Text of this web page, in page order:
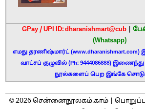
GPay / UPI ID: dharanishmart@cub
(Whatsapp)
எமது தரணிஷ்மார்ட்
வாட்சப் குழுவில் (Ph: 9444086888)
நூல்களைப் பெற இங்கே
©2026சென்னைநூலகம்.காம் |